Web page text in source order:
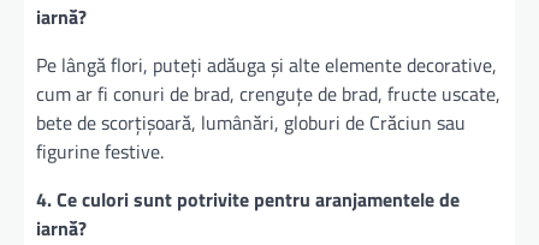
iarnă?
Pe lângă flori, puteți adăuga și alte elemente decorative,
cum ar fi conuri de brad, crenguțe de brad, fructe uscate,
bete de scorțișoară, lumânări, globuri de Crăciun sau
figurine festive.
4. Ce culori sunt potrivite pentru aranjamentele de
iarnă?